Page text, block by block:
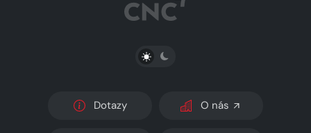
PŘEPNOUT SVĚTLÝ/TMAVÝ REŽIM
Dotazy O nás